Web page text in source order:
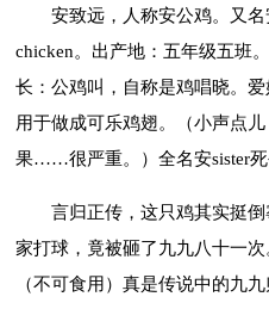
安致远，人称安公鸡。又名
chicken。出产地：五年级五班
长：公鸡叫，自称是鸡唱晓。
用于做成可乐鸡翅。（小声点
果……很严重。）全名安sister死
言归正传，这只鸡其实挺倒
家打球，竟被砸了九九八十一
（不可食用）真是传说中的九